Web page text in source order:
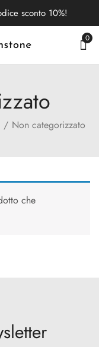
sconto 10%!
0
Non categorizzato
che